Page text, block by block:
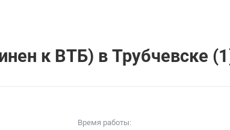
к ВТБ) в Трубчевске
Время работы: